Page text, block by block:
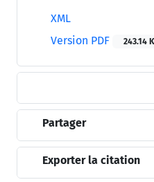
XML
Version PDF
243.14 K
Partager
Exporter la citation